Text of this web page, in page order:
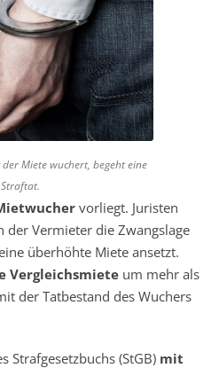
der Miete wuchert, begeht eine
Straftat.
vorliegt. Juristen
der Vermieter die Zwangslage
überhöhte Miete ansetzt.
Vergleichsmiete um mehr als
der Tatbestand des Wuchers
Strafgesetzbuchs (StGB) mit